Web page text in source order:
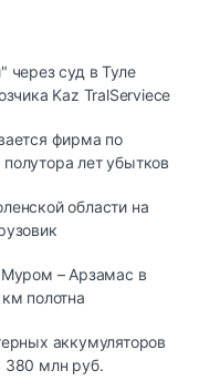
через суд в Туле
Kaz TralServiece
фирма по
лет убытков
области на
– Арзамас в
полотна
аккумуляторов
380 млн руб.